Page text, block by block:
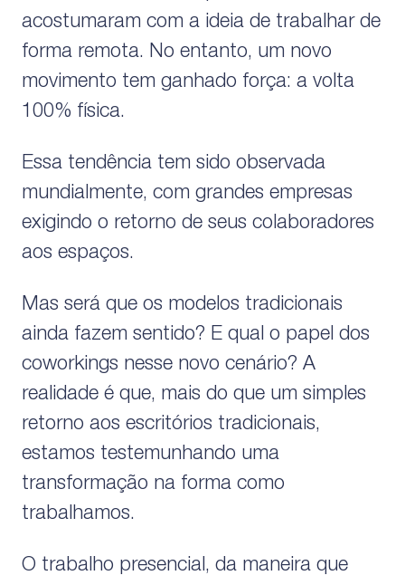
acostumaram com a ideia de trabalhar de
forma remota. No entanto, um novo
movimento tem ganhado força: a volta
100% física.
Essa tendência tem sido observada
mundialmente, com grandes empresas
exigindo o retorno de seus colaboradores
aos espaços.
Mas será que os modelos tradicionais
ainda fazem sentido? E qual o papel dos
coworkings nesse novo cenário? A
realidade é que, mais do que um simples
retorno aos escritórios tradicionais,
estamos testemunhando uma
transformação na forma como
trabalhamos.
O trabalho presencial, da maneira que